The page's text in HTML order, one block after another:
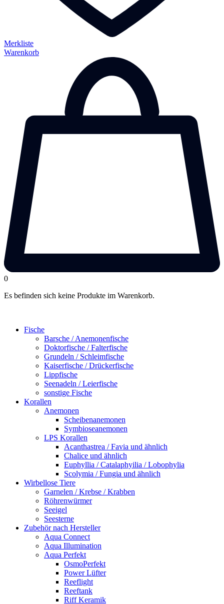
Merkliste
Warenkorb
0
Es befinden sich keine Produkte im Warenkorb.
Fische
Barsche / Anemonenfische
Doktorfische / Falterfische
Grundeln / Schleimfische
Kaiserfische / Drückerfische
Lippfische
Seenadeln / Leierfische
sonstige Fische
Korallen
Anemonen
Scheibenanemonen
Symbioseanemonen
LPS Korallen
Acanthastrea / Favia und ähnlich
Chalice und ähnlich
Euphyllia / Catalaphyilia / Lobophylia
Scolymia / Fungia und ähnlich
Wirbellose Tiere
Garnelen / Krebse / Krabben
Röhrenwürmer
Seeigel
Seesterne
Zubehör nach Hersteller
Aqua Connect
Aqua Illumination
Aqua Perfekt
OsmoPerfekt
Power Lüfter
Reeflight
Reeftank
Riff Keramik